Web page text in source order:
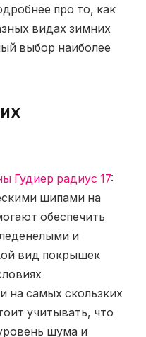
про то, как
видах зимних
выбор наиболее
Гудиер радиус 17:
шипами на
обеспечить
и
вид покрышек
на самых скользких
учитывать, что
шума и